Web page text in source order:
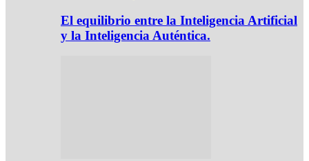
El equilibrio entre la Inteligencia Artificial
y la Inteligencia Auténtica.